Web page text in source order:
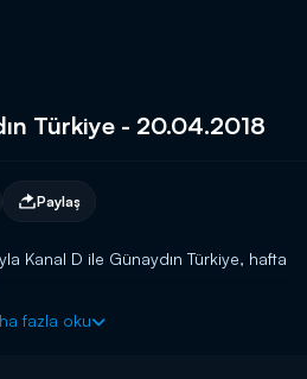
Türkiye - 20.04.2018
Paylaş
Kanal D ile Günaydın Türkiye, hafta
fazla oku